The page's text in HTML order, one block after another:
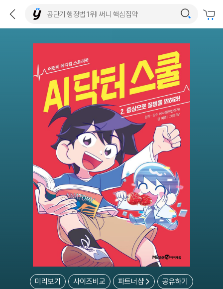
미리보기 사이즈비교 파트너샵 공유하기